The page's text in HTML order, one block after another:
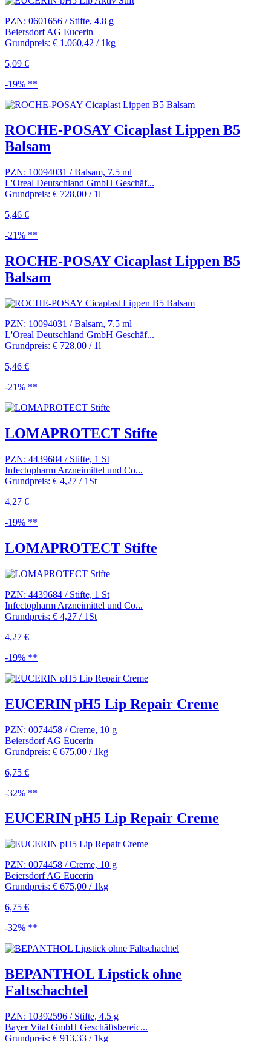
PZN: 0601656 / Stifte, 4.8 g
Beiersdorf AG Eucerin
Grundpreis: € 1.060,42 / 1kg
5,09 €
-19% **
ROCHE-POSAY Cicaplast Lippen B5
Balsam
PZN: 10094031 / Balsam, 7.5 ml
L'Oreal Deutschland GmbH Geschäf...
Grundpreis: € 728,00 / 1l
5,46 €
-21% **
ROCHE-POSAY Cicaplast Lippen B5
Balsam
PZN: 10094031 / Balsam, 7.5 ml
L'Oreal Deutschland GmbH Geschäf...
Grundpreis: € 728,00 / 1l
5,46 €
-21% **
LOMAPROTECT Stifte
PZN: 4439684 / Stifte, 1 St
Infectopharm Arzneimittel und Co...
Grundpreis: € 4,27 / 1St
4,27 €
-19% **
LOMAPROTECT Stifte
PZN: 4439684 / Stifte, 1 St
Infectopharm Arzneimittel und Co...
Grundpreis: € 4,27 / 1St
4,27 €
-19% **
EUCERIN pH5 Lip Repair Creme
PZN: 0074458 / Creme, 10 g
Beiersdorf AG Eucerin
Grundpreis: € 675,00 / 1kg
6,75 €
-32% **
EUCERIN pH5 Lip Repair Creme
PZN: 0074458 / Creme, 10 g
Beiersdorf AG Eucerin
Grundpreis: € 675,00 / 1kg
6,75 €
-32% **
BEPANTHOL Lipstick ohne
Faltschachtel
PZN: 10392596 / Stifte, 4.5 g
Bayer Vital GmbH Geschäftsbereic...
Grundpreis: € 913,33 / 1kg